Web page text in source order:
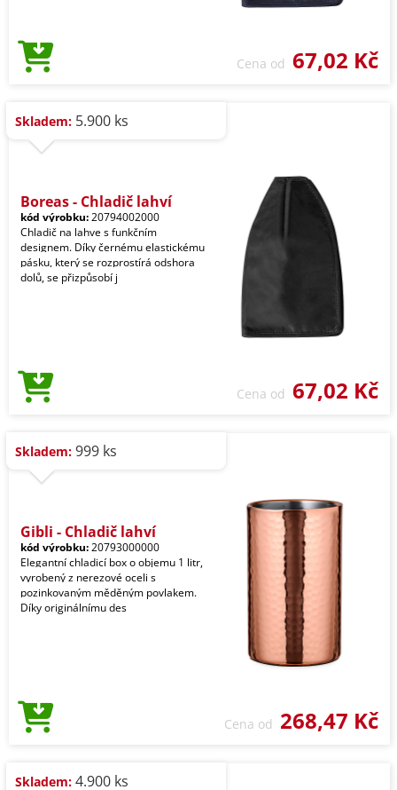
Cena od 67,02 Kč
Skladem: 5.900 ks
Boreas - Chladič lahví
kód výrobku:20794002000
Chladič na lahve s funkčním
designem. Díky černému elastickému
pásku, který se rozprostírá odshora
dolů, se přizpůsobí j
Cena od 67,02 Kč
Skladem: 999 ks
Gibli - Chladič lahví
kód výrobku:20793000000
Elegantní chladicí box o objemu 1 litr,
vyrobený z nerezové oceli s
pozinkovaným měděným povlakem.
Díky originálnímu des
Cena od 268,47 Kč
Skladem: 4.900 ks